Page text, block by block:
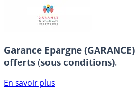
Garance Epargne (GARANCE)
offerts (sous conditions).
En savoir plus